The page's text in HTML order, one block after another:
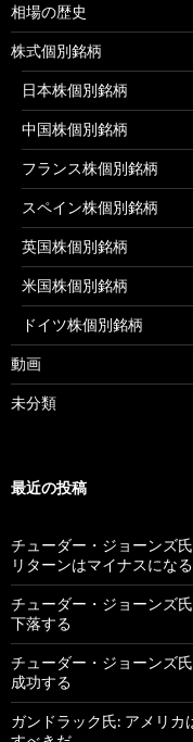
相場の歴史
株式個別銘柄
日本株個別銘柄
中国株個別銘柄
フランス株個別銘柄
スペイン株個別銘柄
英国株個別銘柄
米国株個別銘柄
ドイツ株個別銘柄
動画
未分類
最近の投稿
チューダー・ジョーンズ
リターンはマイナスになる
チューダー・ジョーンズ
下落する
チューダー・ジョーンズ
成功する
ガンドラック氏: アメリカ